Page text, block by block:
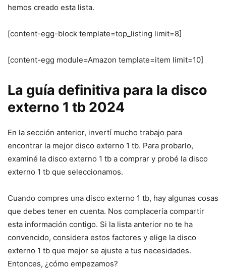
hemos creado esta lista.
[content-egg-block template=top_listing limit=8]
[content-egg module=Amazon template=item limit=10]
La guía definitiva para la disco
externo 1 tb 2024
En la sección anterior, invertí mucho trabajo para
encontrar la mejor disco externo 1 tb. Para probarlo,
examiné la disco externo 1 tb a comprar y probé la disco
externo 1 tb que seleccionamos.
Cuando compres una disco externo 1 tb, hay algunas cosas
que debes tener en cuenta. Nos complacería compartir
esta información contigo. Si la lista anterior no te ha
convencido, considera estos factores y elige la disco
externo 1 tb que mejor se ajuste a tus necesidades.
Entonces, ¿cómo empezamos?